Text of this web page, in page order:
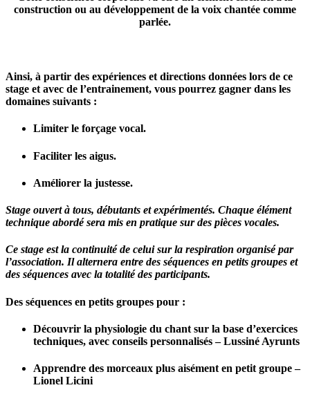
construction ou au développement de la voix chantée comme
parlée.
Ainsi, à partir des expériences et directions données lors de ce
stage et avec de l’entrainement, vous pourrez gagner dans les
domaines suivants :
Limiter le forçage vocal.
Faciliter les aigus.
Améliorer la justesse.
Stage ouvert à tous, débutants et expérimentés. Chaque élément
technique abordé sera mis en pratique sur des pièces vocales.
Ce stage est la continuité de celui sur la respiration organisé par
l’association. Il alternera entre des séquences en petits groupes et
des séquences avec la totalité des participants.
Des séquences en petits groupes pour :
Découvrir la physiologie du chant sur la base d’exercices
techniques, avec conseils personnalisés – Lussiné Ayrunts
Apprendre des morceaux plus aisément en petit groupe –
Lionel Licini